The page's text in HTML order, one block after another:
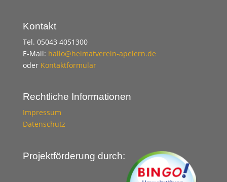
Kontakt
Tel. 05043 4051300
E-Mail: hallo@heimatverein-apelern.de
oder Kontaktformular
Rechtliche Informationen
Impressum
Datenschutz
Projektförderung durch: